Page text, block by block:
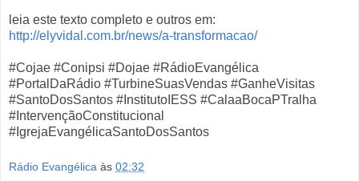
leia este texto completo e outros em:
http://elyvidal.com.br/news/a-transformacao/
#Cojae #Conipsi #Dojae #RádioEvangélica
#PortalDaRádio #TurbineSuasVendas #GanheVisitas
#SantoDosSantos #InstitutoIESS #CalaaBocaPTralha
#IntervençãoConstitucional
#IgrejaEvangélicaSantoDosSantos
Rádio Evangélica às 02:32